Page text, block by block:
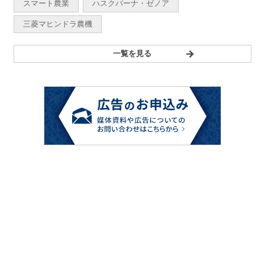
スマート農業 ハスクバーナ・ゼノア
三菱マヒンドラ農機
一覧を見る